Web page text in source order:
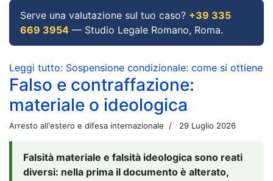
Serve una valutazione sul tuo caso? +39 335
669 3954 — Studio Legale Romano, Roma.
Leggi tutto: Sospensione condizionale: come si ottiene
Falso e contraffazione:
materiale o ideologica
Arresto all'estero e difesa internazionale 29 Luglio 2026
Falsità materiale e falsità ideologica sono reati
diversi: nella prima il documento è alterato,